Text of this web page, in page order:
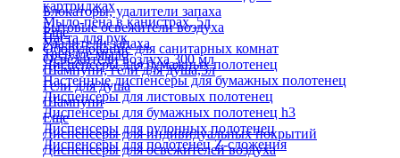
картриджах
Мыло-пена в канистрах, 5л
Паста для рук
Твердое мыло
Шампуни, гели для душа,5л
Гели для душа
Шампуни
Блокаторы, удалители запаха
Бытовые освежители воздуха
Удалители запаха
Освежители воздуха 300 мл
Еще
Оборудование для санитарных комнат
Диспенсеры для бумажных полотенец
Настенные диспенсеры для бумажных полотенец
Диспенсеры для листовых полотенец
Диспенсеры для бумажных полотенец h3
Диспенсеры для рулонных полотенец
Диспенсеры для полотенец Z-сложения
Еще
Диспенсеры для индивидуальных покрытий
Диспенсеры для освежителей воздуха